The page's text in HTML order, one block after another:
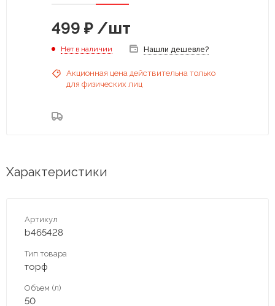
499 ₽ /шт
Нет в наличии Нашли дешевле?
Акционная цена действительна только
для физических лиц
Характеристики
Артикул
b465428
Тип товара
торф
Объем (л)
50